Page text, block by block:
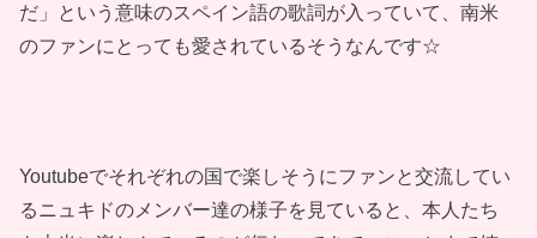
だ」という意味のスペイン語の歌詞が入っていて、南米
のファンにとっても愛されているそうなんです☆
Youtubeでそれぞれの国で楽しそうにファンと交流してい
るニュキドのメンバー達の様子を見ていると、本人たち